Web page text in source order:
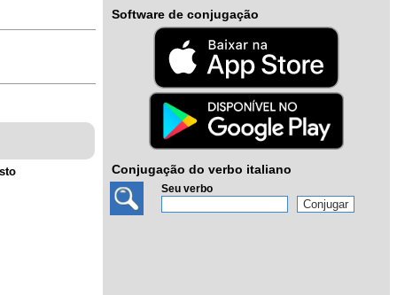
Software de conjugação
Conjugação do verbo italiano
Seu verbo